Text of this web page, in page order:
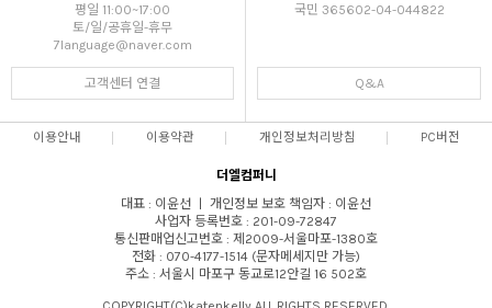
평일 11:00~17:00
토/일/공휴일-휴무
7language@naver.com
고객센터 연결
국민 365602-04-044822
Q&A
이용안내 이용약관 개인정보처리방침 PC버전
더엘컴퍼니
대표 : 이윤선 ㅣ 개인정보 보호 책임자 : 이윤선
사업자 등록번호 : 201-09-72847
통신판매업신고번호 : 제2009-서울마포-1380호
전화 : 070-4177-1514 (문자메세지만 가능)
주소 : 서울시 마포구 동교로12안길 16 502호